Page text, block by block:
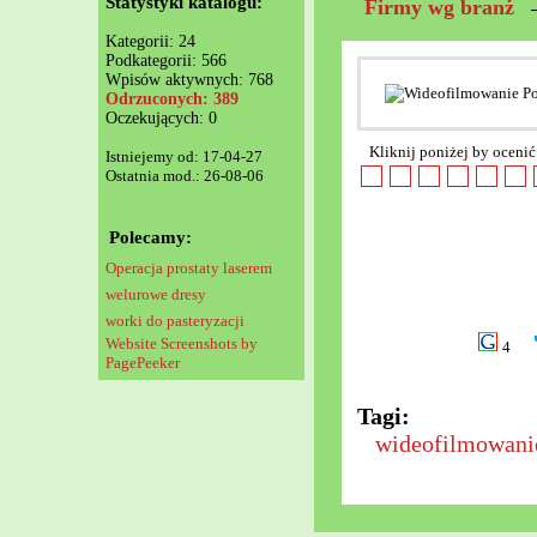
Kategorii: 24
Podkategorii: 566
Wpisów aktywnych: 768
Odrzuconych: 389
Oczekujących: 0
Istniejemy od: 17-04-27
Ostatnia mod.: 26-08-06
Polecamy:
Operacja prostaty laserem
welurowe dresy
worki do pasteryzacji
Website Screenshots by
PagePeeker
Firmy wg branż
Kliknij poniżej by ocenić
4
Tagi: